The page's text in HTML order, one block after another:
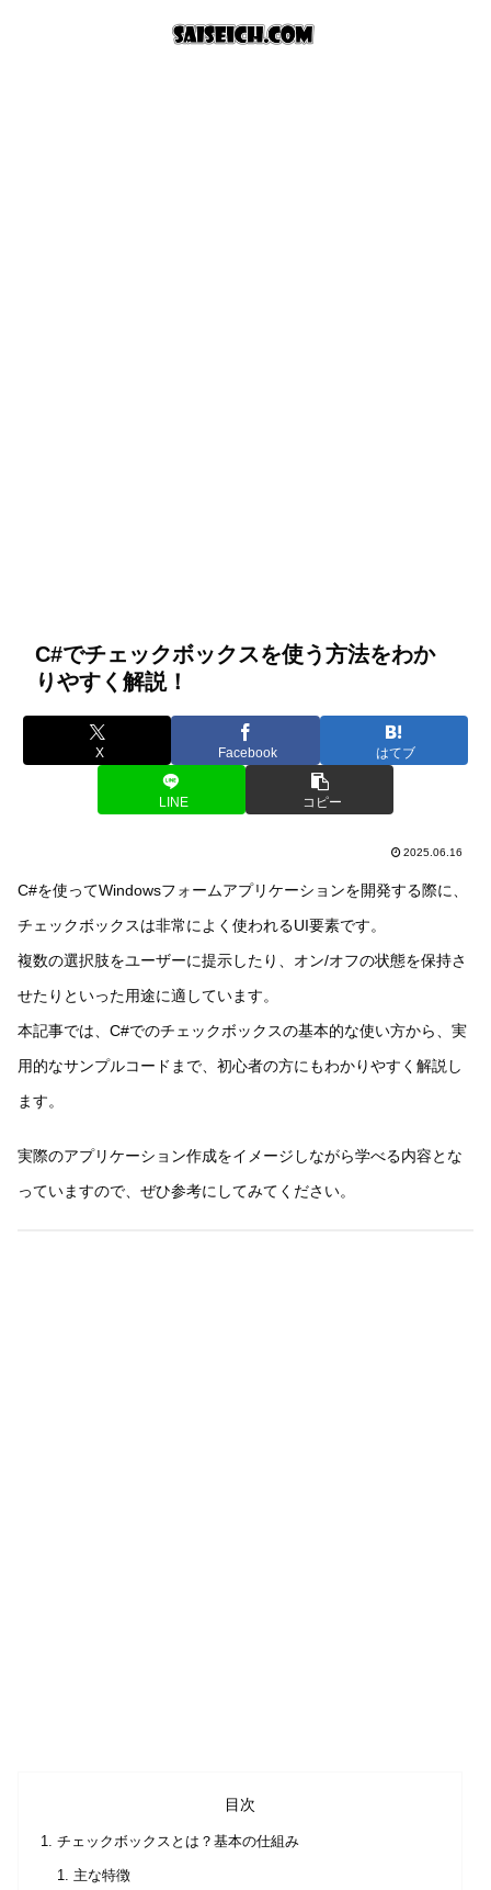
C#でチェックボックスを使う方法をわか
りやすく解説！
X Facebook はてブ
LINE コピー
2025.06.16
C#を使ってWindowsフォームアプリケーションを開発する際に、
チェックボックスは非常によく使われるUI要素です。
複数の選択肢をユーザーに提示したり、オン/オフの状態を保持さ
せたりといった用途に適しています。
本記事では、C#でのチェックボックスの基本的な使い方から、実
用的なサンプルコードまで、初心者の方にもわかりやすく解説し
ます。
実際のアプリケーション作成をイメージしながら学べる内容とな
っていますので、ぜひ参考にしてみてください。
目次
チェックボックスとは？基本の仕組み
主な特徴